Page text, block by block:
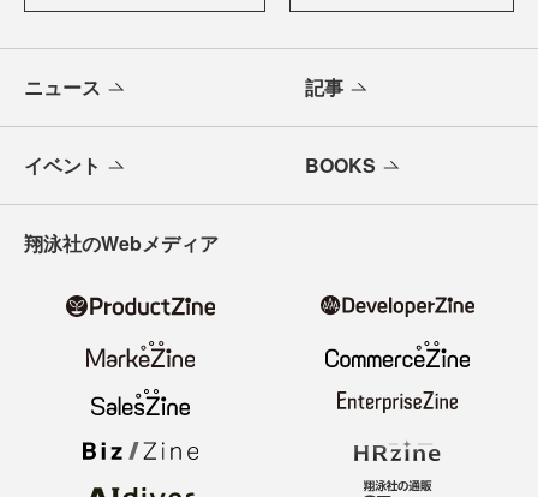
ニュース 記事
イベント BOOKS
翔泳社のWebメディア